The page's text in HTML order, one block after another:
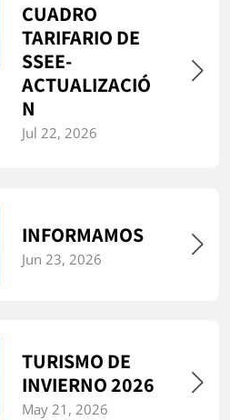
CUADRO
TARIFARIO DE
SSEE-
ACTUALIZACIÓ
N
Jul 22, 2026
INFORMAMOS
Jun 23, 2026
TURISMO DE
INVIERNO 2026
May 21, 2026